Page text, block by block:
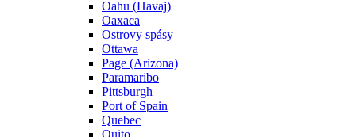
Oahu (Havaj)
Oaxaca
Ostrovy spásy
Ottawa
Page (Arizona)
Paramaribo
Pittsburgh
Port of Spain
Quebec
Quito